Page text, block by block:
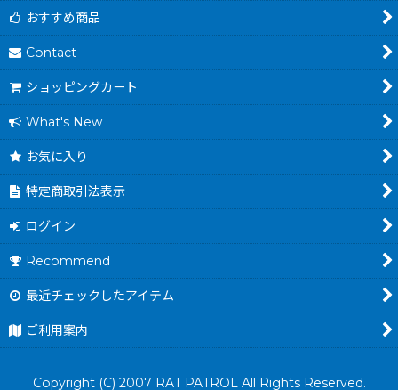
おすすめ商品
Contact
ショッピングカート
What's New
お気に入り
特定商取引法表示
ログイン
Recommend
最近チェックしたアイテム
ご利用案内
Copyright (C) 2007 RAT PATROL All Rights Reserved.